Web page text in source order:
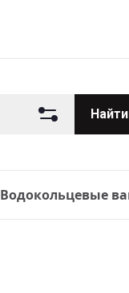
Найти
Водокольцевые